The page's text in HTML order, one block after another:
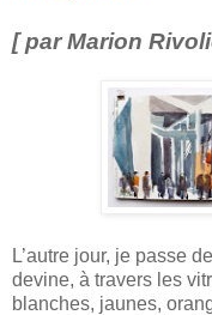
[ par Marion
L’autre jour, je passe
devine, à travers les
blanches, jaunes,